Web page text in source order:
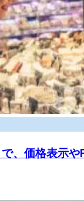
、価格表示